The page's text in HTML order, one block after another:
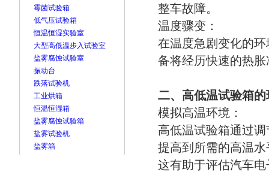
霉菌试验箱
低气压试验箱
恒温恒湿实验室
大型高低温步入试验室
盐雾腐蚀试验室
振动台
跌落试验机
工业烘箱
恒温恒湿箱
盐雾腐蚀试验箱
盐雾试验机
盐雾箱
整车故障。
温度骤变：
在温度急剧变化的
备将经历快速的热
二、高低温试验箱
模拟高温环境：
高低温试验箱通过
提高到所需的高温水
这有助于评估汽车